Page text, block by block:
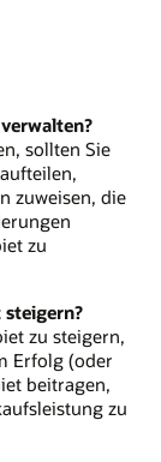
sollten Sie
zuweisen, die
zu
steigern?
zu steigern,
Erfolg (oder
beitragen,
zu